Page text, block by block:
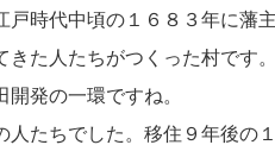
時代中頃の１６８３年に藩
きた人たちがつくった村です
開発の一環ですね。
人たちでした。移住９年後の